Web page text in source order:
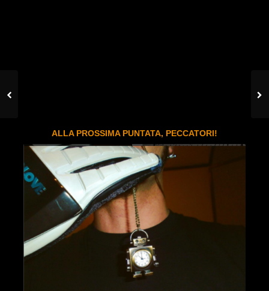
ALLA PROSSIMA PUNTATA, PECCATORI!